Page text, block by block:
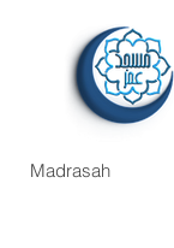
Madrasah